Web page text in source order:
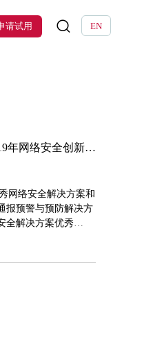
EN
请试用
安恒信息荣获CCIA“2019年网络安全解决方案优秀奖”与“2019年网络安全创新产品优秀奖”
网络安全解决方案和
报预警与预防解决方
全解决方案优秀